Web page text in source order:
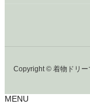
Copyright © 着物ドリー
MENU